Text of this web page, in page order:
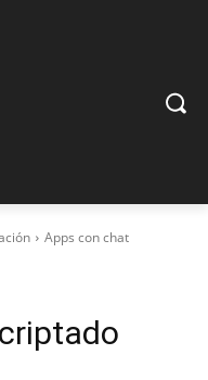
Apps con chat